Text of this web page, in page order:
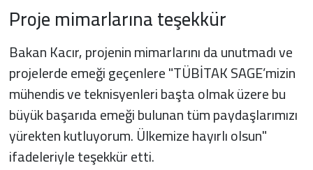
Proje mimarlarına teşekkür
Bakan Kacır, projenin mimarlarını da unutmadı ve
projelerde emeği geçenlere "TÜBİTAK SAGE’mizin
mühendis ve teknisyenleri başta olmak üzere bu
büyük başarıda emeği bulunan tüm paydaşlarımızı
yürekten kutluyorum. Ülkemize hayırlı olsun"
ifadeleriyle teşekkür etti.